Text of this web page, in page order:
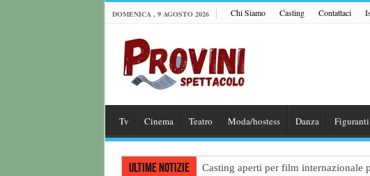
DOMENICA , 9 AGOSTO 2026 Chi Siamo Casting Contattaci
Tv Cinema Teatro Moda/hostess Danza Figuranti
Ultime notizie Casting aperti per film internazionale